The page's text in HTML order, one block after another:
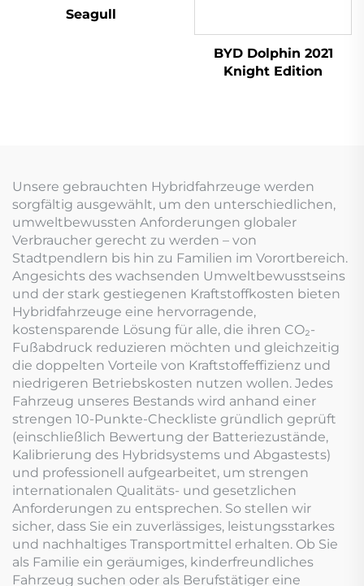
Seagull
BYD Dolphin 2021
Knight Edition
Unsere gebrauchten Hybridfahrzeuge werden
sorgfältig ausgewählt, um den unterschiedlichen,
umweltbewussten Anforderungen globaler
Verbraucher gerecht zu werden – von
Stadtpendlern bis hin zu Familien im Vorortbereich.
Angesichts des wachsenden Umweltbewusstseins
und der stark gestiegenen Kraftstoffkosten bieten
Hybridfahrzeuge eine hervorragende,
kostensparende Lösung für alle, die ihren CO₂-
Fußabdruck reduzieren möchten und gleichzeitig
die doppelten Vorteile von Kraftstoffeffizienz und
niedrigeren Betriebskosten nutzen wollen. Jedes
Fahrzeug unseres Bestands wird anhand einer
strengen 10-Punkte-Checkliste gründlich geprüft
(einschließlich Bewertung der Batteriezustände,
Kalibrierung des Hybridsystems und Abgastests)
und professionell aufgearbeitet, um strengen
internationalen Qualitäts- und gesetzlichen
Anforderungen zu entsprechen. So stellen wir
sicher, dass Sie ein zuverlässiges, leistungsstarkes
und nachhaltiges Transportmittel erhalten. Ob Sie
als Familie ein geräumiges, kinderfreundliches
Fahrzeug suchen oder als Berufstätiger eine